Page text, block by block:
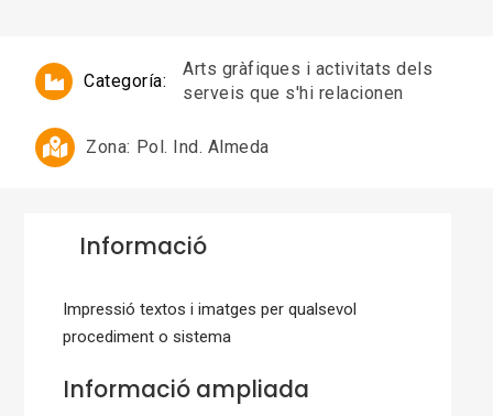
Categoría:
Arts gràfiques i activitats dels
serveis que s'hi relacionen
Zona: Pol. Ind. Almeda
Informació
Impressió textos i imatges per qualsevol
procediment o sistema
Informació ampliada